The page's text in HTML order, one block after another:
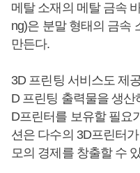
메탈 소재의 메탈 금속
ng)은 분말 형태의 금속
만든다.
3D 프린팅 서비스도 제
D 프린팅 출력물을 생
D프린터를 보유할 필요
션은 다수의 3D프린터
모의 경제를 창출할 수